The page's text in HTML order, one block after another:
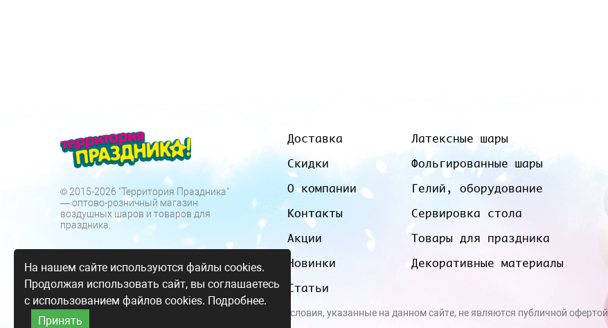
© 2015-2026 "Территория Праздника"
— оптово-розничный магазин
воздушных шаров и товаров для
праздника.
Доставка
Скидки
О компании
Контакты
Акции
Новинки
Статьи
Латексные шары
Фольгированные шары
Гелий, оборудование
Сервировка стола
Товары для праздника
Декоративные материалы
Все цены и условия, указанные на данном сайте, не являются публичной офертой.
На нашем сайте используются файлы cookies.
Продолжая использовать сайт, вы соглашаетесь
с использованием файлов cookies. Подробнее.
Принять